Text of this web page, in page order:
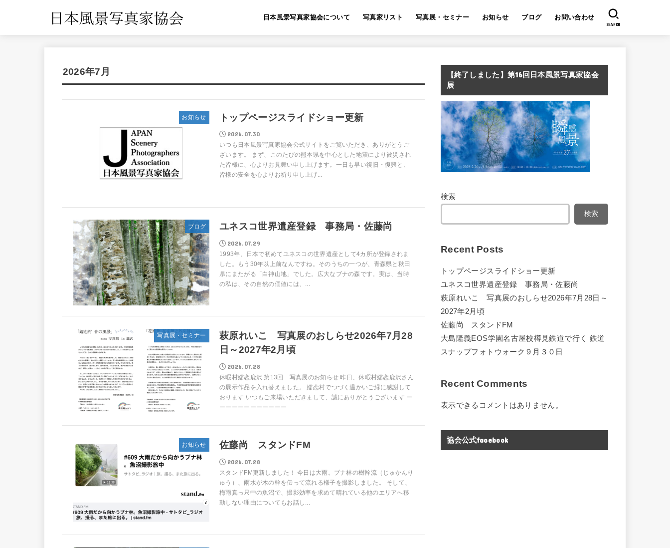
日本風景写真家協会について 写真家リスト 写真展・セミナー お知らせ ブログ お問い合わせ
SEARCH
2026年7月
お知らせ トップページスライドショー更新
2026.07.30
いつも日本風景写真家協会公式サイトをご覧いただき、ありがとうご
ざいます。 まず、このたびの熊本県を中心とした地震により被災され
た皆様に、心よりお見舞い申し上げます。一日も早い復旧・復興と、
皆様の安全を心よりお祈り申し上げ...
ブログ ユネスコ世界遺産登録 事務局・佐藤尚
2026.07.29
1993年、日本で初めてユネスコの世界遺産として4カ所が登録されま
した。もう30年以上前なんですね。そのうちの一つが、青森県と秋田
県にまたがる「白神山地」でした。広大なブナの森です。実は、当時
の私は、その自然の価値には、...
写真展・セミナー
萩原れいこ 写真展のおしらせ2026年7月28
日～2027年2月頃
2026.07.28
休暇村嬬恋鹿沢 第13回 写真展のお知らせ 昨日、休暇村嬬恋鹿沢さん
の展示作品を入れ替えました。 嬬恋村でつづく温かいご縁に感謝して
おります いつもご来場いただきまして、誠にありがとうございます ー
ーーーーーーーーーーー...
お知らせ 佐藤尚 スタンドFM
2026.07.28
スタンドFM更新しました！ 今日は大雨。ブナ林の樹幹流（じゅかんり
ゅう）、雨水が木の幹を伝って流れる様子を撮影しました。 そして、
梅雨真っ只中の魚沼で、撮影効率を求めて晴れている他のエリアへ移
動しない理由についてもお話し...
【終了しました】第16回日本風景写真家協会
展
検索
検索
Recent Posts
トップページスライドショー更新
ユネスコ世界遺産登録 事務局・佐藤尚
萩原れいこ 写真展のおしらせ2026年7月28日～
2027年2月頃
佐藤尚 スタンドFM
大島隆義EOS学園名古屋校樽見鉄道で行く 鉄道
スナップフォトウォーク９月３０日
Recent Comments
表示できるコメントはありません。
協会公式facebook